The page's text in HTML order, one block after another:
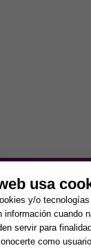
Lunes a Viernes
9:30 - 20:00
Sábados
- 14:00 y 17:00 -
cerrado.
usa
y/o
información cuando
servir para
como